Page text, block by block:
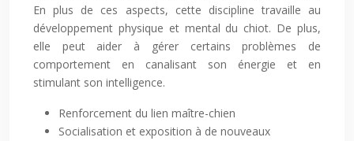
En plus de ces aspects, cette discipline travaille au
développement physique et mental du chiot. De plus,
elle peut aider à gérer certains problèmes de
comportement en canalisant son énergie et en
stimulant son intelligence.
Renforcement du lien maître-chien
Socialisation et exposition à de nouveaux